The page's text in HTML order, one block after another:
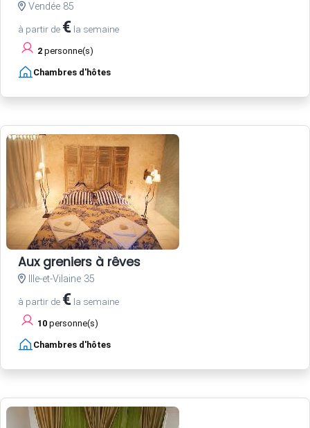
Vendée 85
à partir de € la semaine
2 personne(s)
Chambres d'hôtes
Aux greniers à rêves
Ille-et-Vilaine 35
à partir de € la semaine
10 personne(s)
Chambres d'hôtes